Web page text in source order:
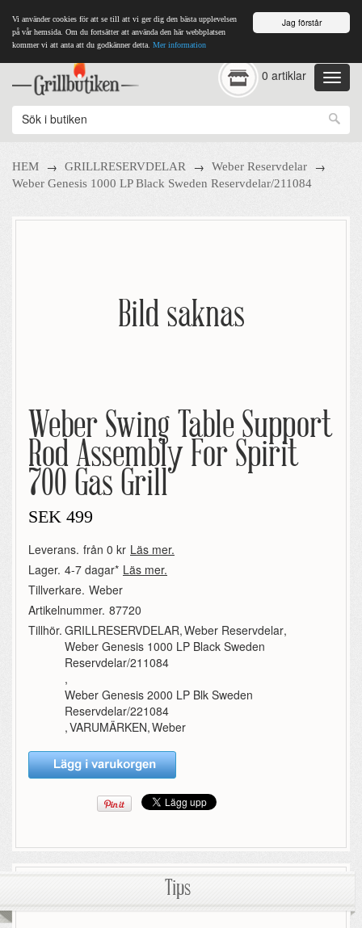
Jag förstår
Vi använder cookies för att se till att vi ger dig den bästa upplevelsen
på vår hemsida. Om du fortsätter att använda den här webbplatsen
kommer vi att anta att du godkänner detta. Mer information
0 artiklar
HEM → GRILLRESERVDELAR → Weber Reservdelar →
Weber Genesis 1000 LP Black Sweden Reservdelar/211084
Bild saknas
Weber Swing Table Support
Rod Assembly For Spirit
700 Gas Grill
SEK 499
Leverans. från 0 kr Läs mer.
Lager. 4-7 dagar* Läs mer.
Tillverkare. Weber
Artikelnummer. 87720
Tillhör. GRILLRESERVDELAR,Weber Reservdelar,
Weber Genesis 1000 LP Black Sweden
Reservdelar/211084
,
Weber Genesis 2000 LP Blk Sweden
Reservdelar/221084
,VARUMÄRKEN,Weber
Tips